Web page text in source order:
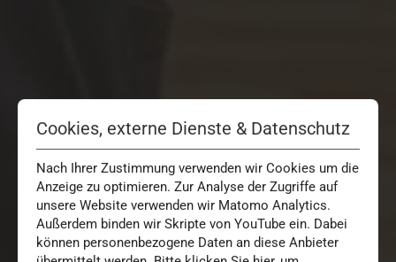
Cookies, externe Dienste & Datenschutz
Nach Ihrer Zustimmung verwenden wir Cookies um die
Anzeige zu optimieren. Zur Analyse der Zugriffe auf
unsere Website verwenden wir Matomo Analytics.
Außerdem binden wir Skripte von YouTube ein. Dabei
können personenbezogene Daten an diese Anbieter